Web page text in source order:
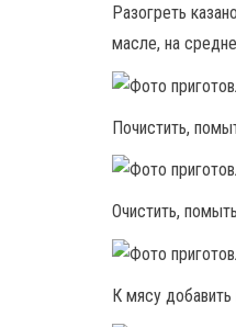
Разогреть
масле, на
Почистить,
Очистить,
К мясу